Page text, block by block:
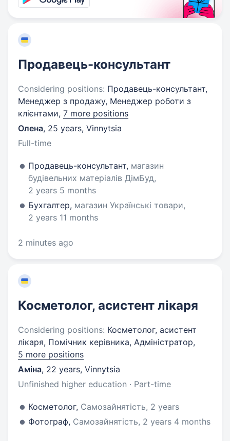
Продавець-консультант
Considering positions: Продавець-консультант,
Менеджер з продажу, Менеджер роботи з
клієнтами, 7 more positions
Олена, 25 years, Vinnytsia
Full-time
Продавець-консультант, магазин
будівельних матеріалів ДімБуд,
2 years 5 months
Бухгалтер, магазин Українські товари,
2 years 11 months
2 minutes ago
Косметолог, асистент лікаря
Considering positions: Косметолог, асистент
лікаря, Помічник керівника, Адміністратор,
5 more positions
Аміна, 22 years, Vinnytsia
Unfinished higher education · Part-time
Косметолог, Самозайнятість, 2 years
Фотограф, Самозайнятість, 2 years 4 months